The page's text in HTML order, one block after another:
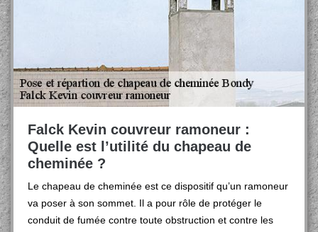
Falck Kevin couvreur ramoneur :
Quelle est l’utilité du chapeau de
cheminée ?
Le chapeau de cheminée est ce dispositif qu’un ramoneur
va poser à son sommet. Il a pour rôle de protéger le
conduit de fumée contre toute obstruction et contre les